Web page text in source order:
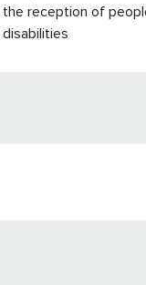
the reception of
disabilities